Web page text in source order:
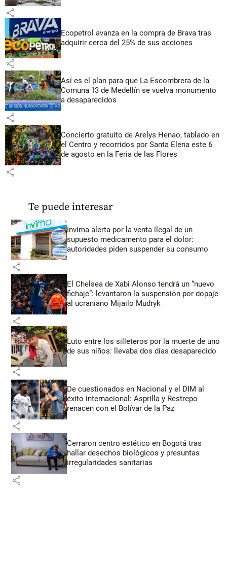
share
Ecopetrol avanza en la compra de Brava tras
adquirir cerca del 25% de sus acciones
share
Así es el plan para que La Escombrera de la
Comuna 13 de Medellín se vuelva monumento
a desaparecidos
share
Concierto gratuito de Arelys Henao, tablado en
el Centro y recorridos por Santa Elena este 6
de agosto en la Feria de las Flores
share
Te puede interesar
Invima alerta por la venta ilegal de un
supuesto medicamento para el dolor:
autoridades piden suspender su consumo
share
El Chelsea de Xabi Alonso tendrá un “nuevo
fichaje”: levantaron la suspensión por dopaje
al ucraniano Mijailo Mudryk
share
Luto entre los silleteros por la muerte de uno
de sus niños: llevaba dos días desaparecido
share
De cuestionados en Nacional y el DIM al
éxito internacional: Asprilla y Restrepo
renacen con el Bolívar de la Paz
share
Cerraron centro estético en Bogotá tras
hallar desechos biológicos y presuntas
irregularidades sanitarias
share